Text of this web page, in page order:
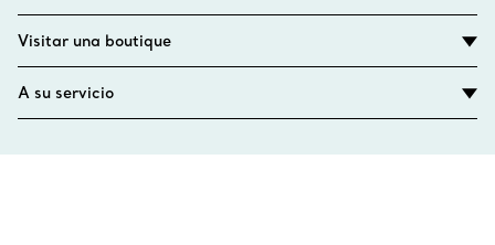
Visitar una boutique
A su servicio